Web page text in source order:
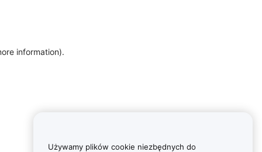
information).
Używamy plików cookie niezbędnych do